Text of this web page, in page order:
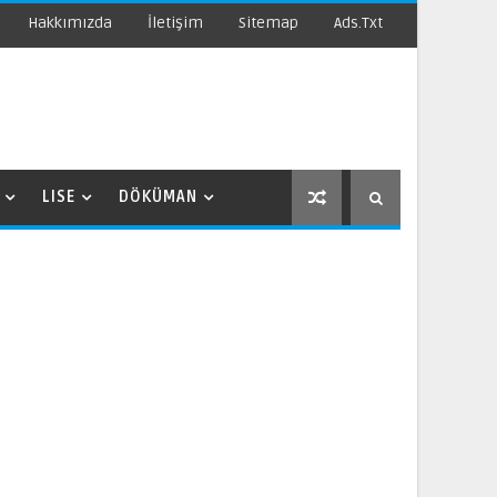
Hakkımızda İletişim Sitemap Ads.txt
LISE DÖKÜMAN